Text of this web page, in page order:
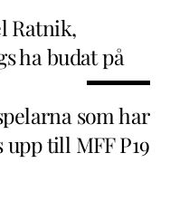
Ratnik,
ha budat på
som har
till MFF P19